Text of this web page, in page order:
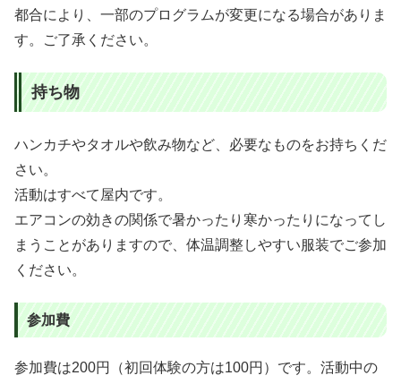
都合により、一部のプログラムが変更になる場合がありま
す。ご了承ください。
持ち物
ハンカチやタオルや飲み物など、必要なものをお持ちくだ
さい。
活動はすべて屋内です。
エアコンの効きの関係で暑かったり寒かったりになってし
まうことがありますので、体温調整しやすい服装でご参加
ください。
参加費
参加費は200円（初回体験の方は100円）です。活動中の